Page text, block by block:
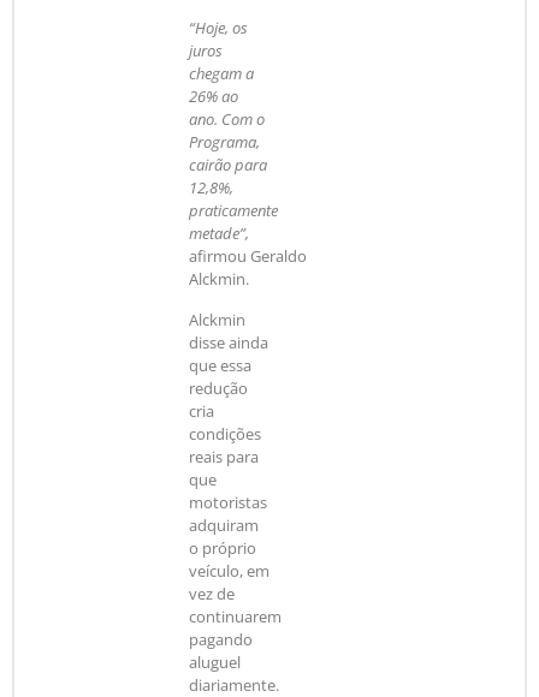
“Hoje, os
juros
chegam a
26% ao
ano. Com o
Programa,
cairão para
12,8%,
praticamente
metade”,
afirmou Geraldo
Alckmin.
Alckmin
disse ainda
que essa
redução
cria
condições
reais para
que
motoristas
adquiram
o próprio
veículo, em
vez de
continuarem
pagando
aluguel
diariamente.